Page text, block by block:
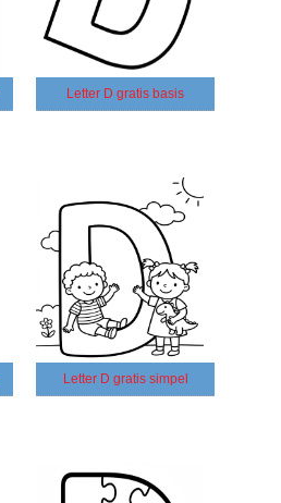
Letter D gratis basis
Letter D gratis simpel